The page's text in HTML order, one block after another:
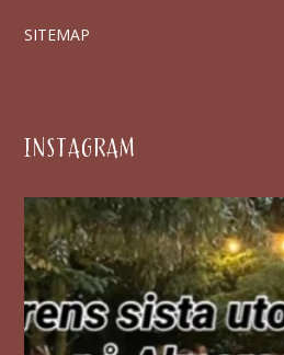
SITEMAP
INSTAGRAM